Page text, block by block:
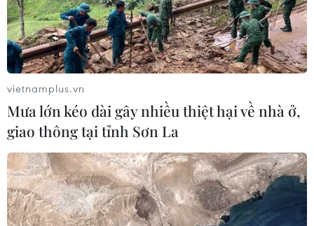
vietnamplus.vn
Mưa lớn kéo dài gây nhiều thiệt hại về nhà ở,
giao thông tại tỉnh Sơn La